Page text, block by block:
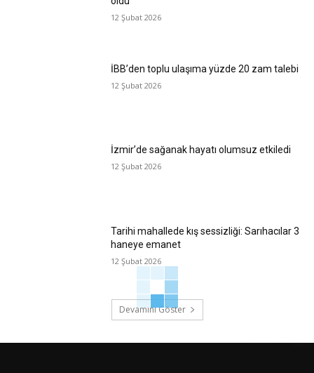
12 Şubat 2026
İBB’den toplu ulaşıma yüzde 20 zam talebi
12 Şubat 2026
İzmir’de sağanak hayatı olumsuz etkiledi
12 Şubat 2026
Tarihi mahallede kış sessizliği: Sarıhacılar 3
haneye emanet
12 Şubat 2026
Devamını Göster